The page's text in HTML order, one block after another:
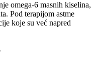
omega-6 masnih kiselina,
Pod terapijom astme
koje su već napred